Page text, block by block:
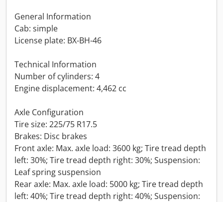
General Information
Cab: simple
License plate: BX-BH-46
Technical Information
Number of cylinders: 4
Engine displacement: 4,462 cc
Axle Configuration
Tire size: 225/75 R17.5
Brakes: Disc brakes
Front axle: Max. axle load: 3600 kg; Tire tread depth
left: 30%; Tire tread depth right: 30%; Suspension:
Leaf spring suspension
Rear axle: Max. axle load: 5000 kg; Tire tread depth
left: 40%; Tire tread depth right: 40%; Suspension: